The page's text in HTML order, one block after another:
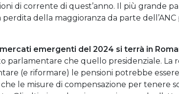
di corrente di quest’anno. Il più grande
perdita della maggioranza da parte
emergenti del 2024 si terrà in
parlamentare che quello presidenziale. La
(e riformare) le pensioni potrebbe
le misure di compensazione per tenere